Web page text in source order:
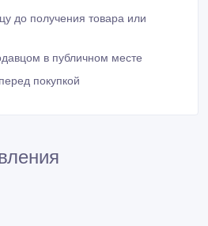
до получения товара или
в публичном месте
покупкой